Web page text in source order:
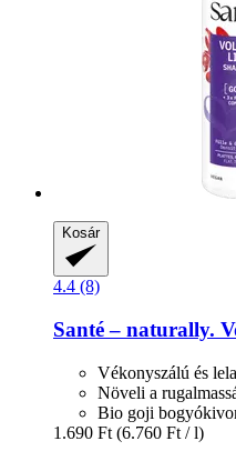
Kosár
4.4 (8)
Santé – naturally.
Vékonyszálú és
Növeli a
Bio goji
1.690 Ft (6.760 Ft / l)